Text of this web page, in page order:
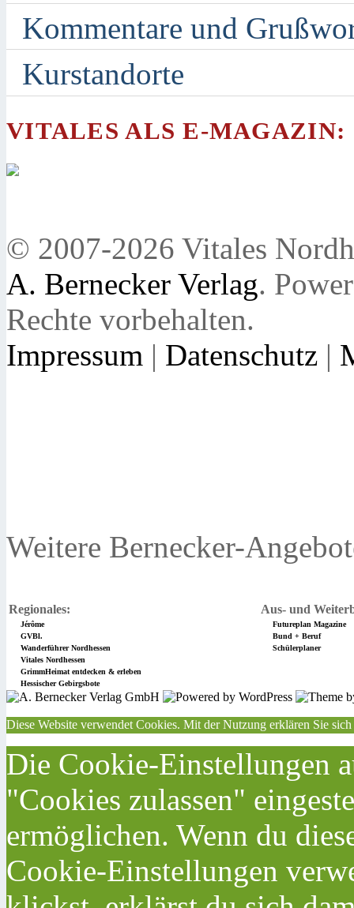
Kommentare und
Kurstandorte
VITALES ALS E-MAGAZIN:
© 2007-2026 Vitales
A. Bernecker Verlag.
Rechte vorbehalten.
Impressum | Datenschutz |
Weitere Bernecker-
Regionales: Aus- und
Jérôme
Futureplan Magazine
GVBl.
Bund + Beruf
Wanderführer Nordhessen
Schülerplaner
Vitales Nordhessen
GrimmHeimat entdecken & erleben
Hessischer Gebirgsbote
Diese Website verwendet Cookies. Mit der Nutzung erklären Sie
Die Cookie-Einstellungen
"Cookies zulassen"
ermöglichen. Wenn du
Cookie-Einstellungen